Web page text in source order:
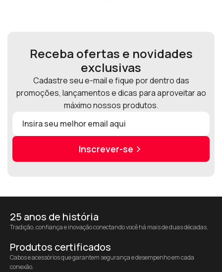
Receba ofertas e novidades
exclusivas
Cadastre seu e-mail e fique por dentro das
promoções, lançamentos e dicas para aproveitar ao
máximo nossos produtos.
Inscrever-se
25 anos de história
Tradição, confiança e inovação conectando você há mais de duas décadas.
Produtos certificados
Cabos e acessórios que garantem segurança e desempenho em cada
conexão.